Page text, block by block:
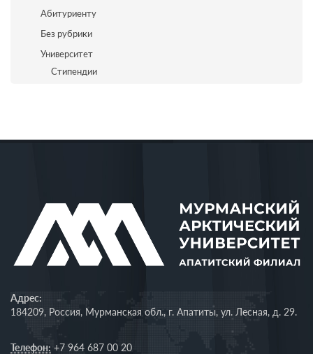
Абитуриенту
Без рубрики
Университет
Стипендии
Адрес:
184209, Россия, Мурманская обл., г. Апатиты, ул. Лесная, д. 29.
Телефон: +7 964 687 00 20